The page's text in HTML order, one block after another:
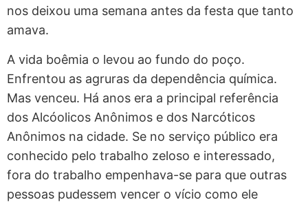
nos deixou uma semana antes da festa que tanto
amava.
A vida boêmia o levou ao fundo do poço.
Enfrentou as agruras da dependência química.
Mas venceu. Há anos era a principal referência
dos Alcóolicos Anônimos e dos Narcóticos
Anônimos na cidade. Se no serviço público era
conhecido pelo trabalho zeloso e interessado,
fora do trabalho empenhava-se para que outras
pessoas pudessem vencer o vício como ele